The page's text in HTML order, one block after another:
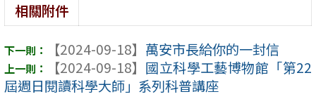
相關附件
【2024-09-18】 萬安市長給你的一封信
【2024-09-18】 國立科學工藝博物館「第22
屆週日閱讀科學大師」系列科普講座